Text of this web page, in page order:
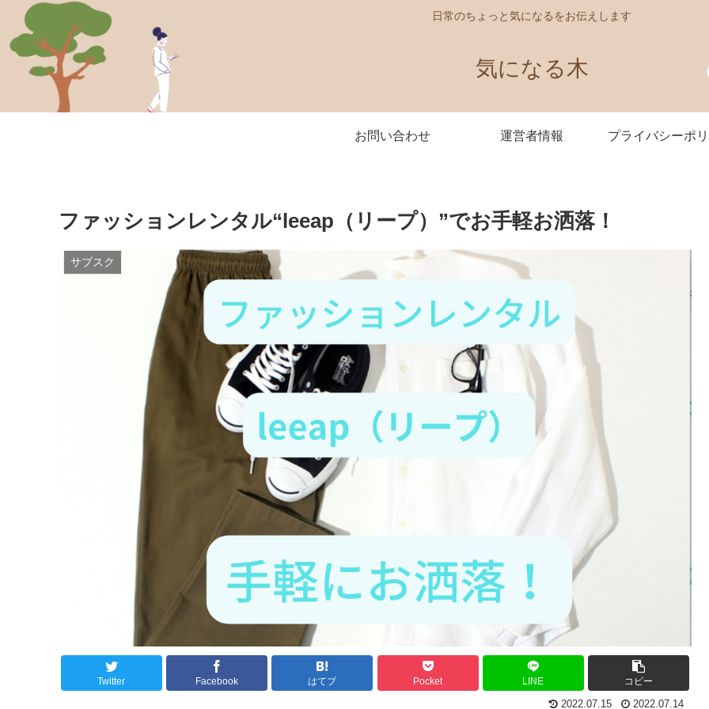
日常のちょっと気になるをお伝えします
気になる木
お問い合わせ 運営者情報 プライバシーポ
ファッションレンタル“leeap（リープ）”でお手軽お洒落！
サブスク
Twitter Facebook はてブ Pocket LINE コピー
2022.07.15 2022.07.14